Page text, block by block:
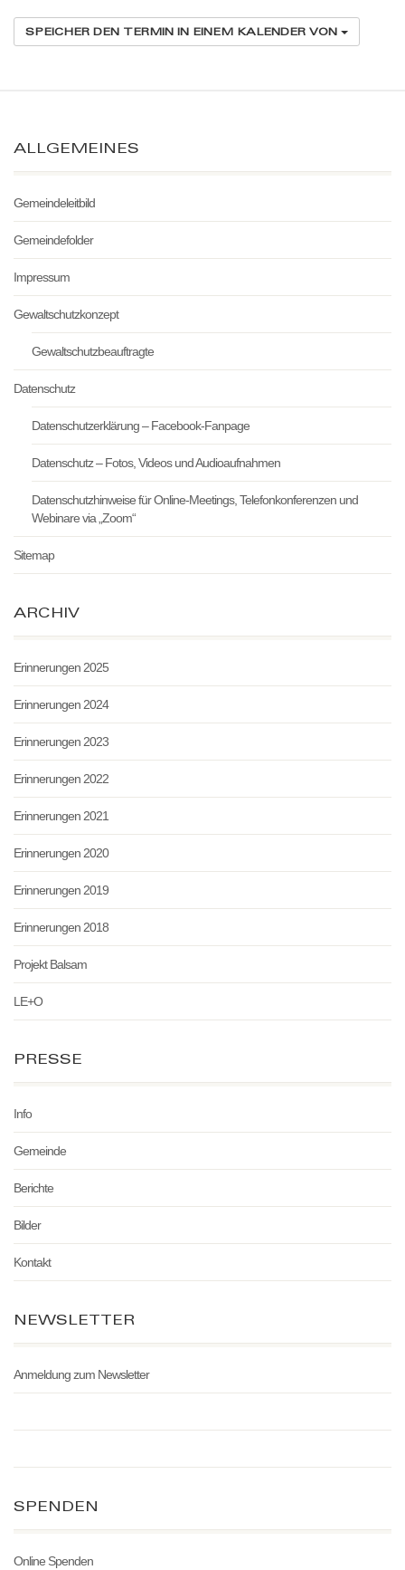
SPEICHER DEN TERMIN IN EINEM KALENDER VON
ALLGEMEINES
Gemeindeleitbild
Gemeindefolder
Impressum
Gewaltschutzkonzept
Gewaltschutzbeauftragte
Datenschutz
Datenschutzerklärung – Facebook-Fanpage
Datenschutz – Fotos, Videos und Audioaufnahmen
Datenschutzhinweise für Online-Meetings, Telefonkonferenzen und
Webinare via „Zoom“
Sitemap
ARCHIV
Erinnerungen 2025
Erinnerungen 2024
Erinnerungen 2023
Erinnerungen 2022
Erinnerungen 2021
Erinnerungen 2020
Erinnerungen 2019
Erinnerungen 2018
Projekt Balsam
LE+O
PRESSE
Info
Gemeinde
Berichte
Bilder
Kontakt
NEWSLETTER
Anmeldung zum Newsletter
SPENDEN
Online Spenden